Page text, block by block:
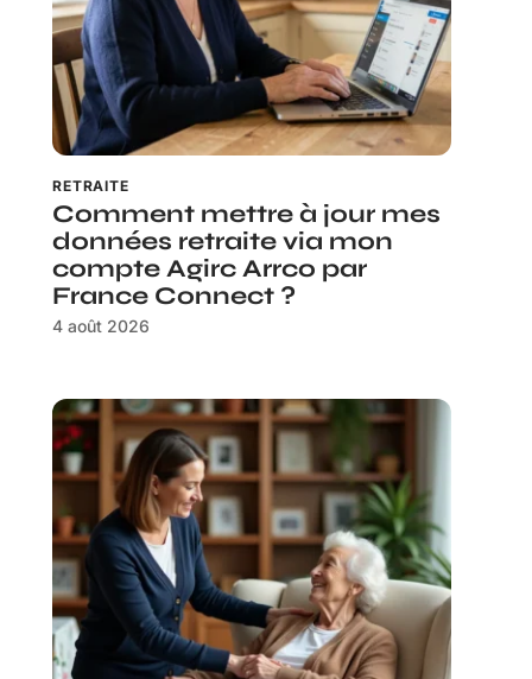
RETRAITE
Comment mettre à jour mes
données retraite via mon
compte Agirc Arrco par
France Connect ?
4 août 2026